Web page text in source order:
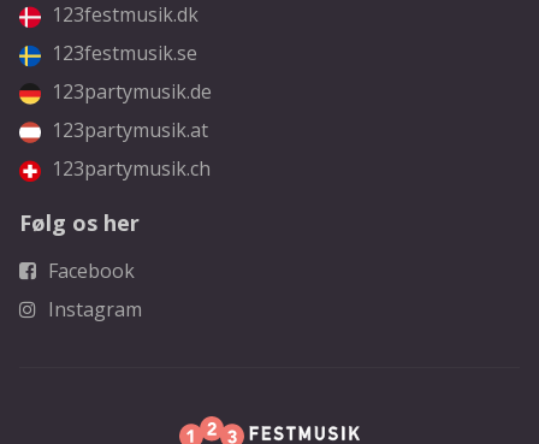
123festmusik.dk
123festmusik.se
123partymusik.de
123partymusik.at
123partymusik.ch
Følg os her
Facebook
Instagram